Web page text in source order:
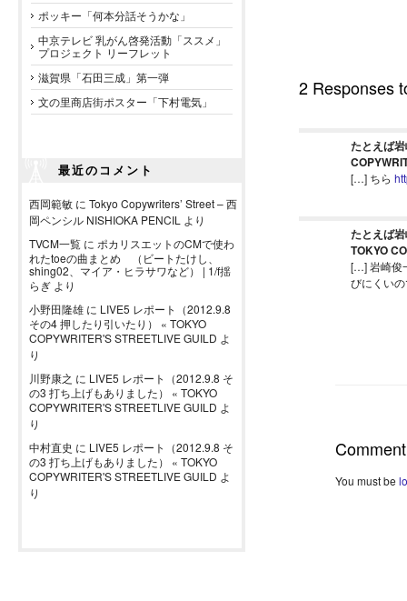
ポッキー「何本分話そうかな」
中京テレビ 乳がん啓発活動「ススメ」
プロジェクト リーフレット
滋賀県「石田三成」第一弾
文の里商店街ポスター「下村電気」
最近のコメント
西岡範敏 に Tokyo Copywriters’ Street – 西
岡ペンシル NISHIOKA PENCIL より
TVCM一覧 に ポカリスエットのCMで使わ
れたtoeの曲まとめ （ビートたけし、
shing02、マイア・ヒラサワなど） | 1/f揺
らぎ より
小野田隆雄 に LIVE5 レポート（2012.9.8
その4 押したり引いたり） « TOKYO
COPYWRITER'S STREETLIVE GUILD よ
り
川野康之 に LIVE5 レポート（2012.9.8 そ
の3 打ち上げもありました） « TOKYO
COPYWRITER'S STREETLIVE GUILD よ
り
中村直史 に LIVE5 レポート（2012.9.8 そ
の3 打ち上げもありました） « TOKYO
COPYWRITER'S STREETLIVE GUILD よ
り
2 Responses
たとえば
[…] ちら
たとえば
TOKYO
[…] 岩崎俊
びにくい
Comment
You must be